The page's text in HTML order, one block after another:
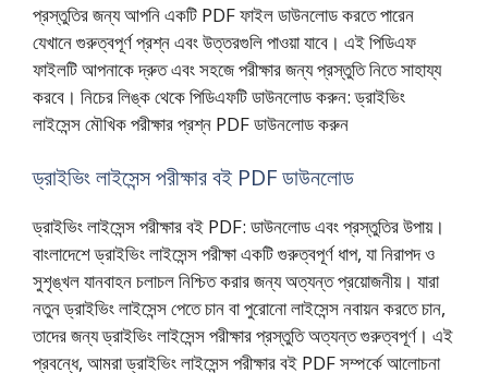
প্রস্তুতির জন্য আপনি একটি PDF ফাইল ডাউনলোড করতে পারেন
যেখানে গুরুত্বপূর্ণ প্রশ্ন এবং উত্তরগুলি পাওয়া যাবে। এই পিডিএফ
ফাইলটি আপনাকে দ্রুত এবং সহজে পরীক্ষার জন্য প্রস্তুতি নিতে সাহায্য
করবে। নিচের লিঙ্ক থেকে পিডিএফটি ডাউনলোড করুন: ড্রাইভিং
লাইসেন্স মৌখিক পরীক্ষার প্রশ্ন PDF ডাউনলোড করুন
ড্রাইভিং লাইসেন্স পরীক্ষার বই PDF ডাউনলোড
ড্রাইভিং লাইসেন্স পরীক্ষার বই PDF: ডাউনলোড এবং প্রস্তুতির উপায়।
বাংলাদেশে ড্রাইভিং লাইসেন্স পরীক্ষা একটি গুরুত্বপূর্ণ ধাপ, যা নিরাপদ ও
সুশৃঙ্খল যানবাহন চলাচল নিশ্চিত করার জন্য অত্যন্ত প্রয়োজনীয়। যারা
নতুন ড্রাইভিং লাইসেন্স পেতে চান বা পুরোনো লাইসেন্স নবায়ন করতে চান,
তাদের জন্য ড্রাইভিং লাইসেন্স পরীক্ষার প্রস্তুতি অত্যন্ত গুরুত্বপূর্ণ। এই
প্রবন্ধে, আমরা ড্রাইভিং লাইসেন্স পরীক্ষার বই PDF সম্পর্কে আলোচনা